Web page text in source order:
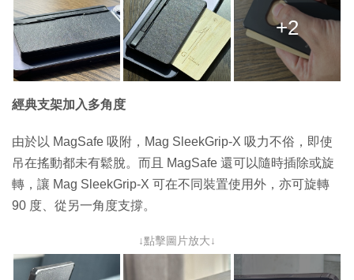
+2
經典支架加入多角度
由於以 MagSafe 吸附，Mag SleekGrip-X 吸力不俗，即使
吊在搖動都未有鬆脫。而且 MagSafe 還可以隨時插除或旋
轉，讓 Mag SleekGrip-X 可在不同裝置使用外，亦可旋轉
90 度、從另一角度支撐。
↓點擊圖片放大↓